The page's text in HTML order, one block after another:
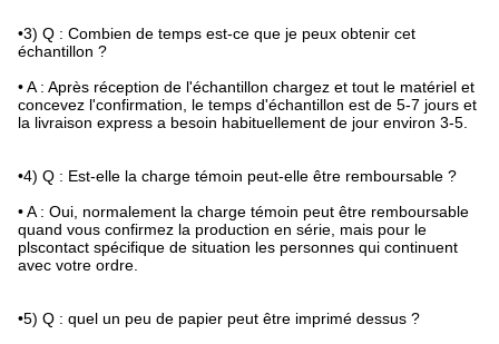
•3) Q : Combien de temps est-ce que je peux obtenir cet
échantillon ?
• A : Après réception de l'échantillon chargez et tout le matériel et
concevez l'confirmation, le temps d'échantillon est de 5-7 jours et
la livraison express a besoin habituellement de jour environ 3-5.
•4) Q : Est-elle la charge témoin peut-elle être remboursable ?
• A : Oui, normalement la charge témoin peut être remboursable
quand vous confirmez la production en série, mais pour le
plscontact spécifique de situation les personnes qui continuent
avec votre ordre.
•5) Q : quel un peu de papier peut être imprimé dessus ?